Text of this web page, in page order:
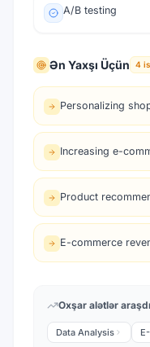
A/B testing
Ən Yaxşı Üçün 4
Personalizing
Increasing e-
Product
E-commerce
Oxşar alətlər
Data Analysis